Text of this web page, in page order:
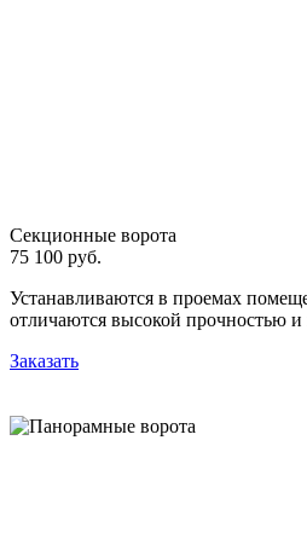
Секционные ворота
75 100 руб.
Устанавливаются в проемах
отличаются высокой прочностью
Заказать